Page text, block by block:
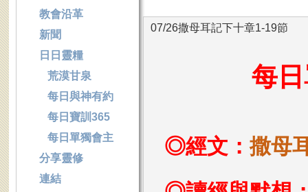
07/26撒母耳記下十章1-19節
每
◎經文：撒母
教會沿革
新聞
日日靈糧
荒漠甘泉
每日與神有約
每日寶訓365
每日單獨會主
分享靈修
連結